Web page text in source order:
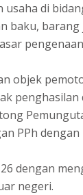
di
baku, barang
objek
penghasilan
PPh dengan
dengan
negeri.